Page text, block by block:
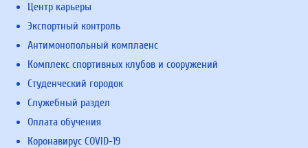
Центр карьеры
Экспортный контроль
Антимонопольный комплаенс
Комплекс спортивных клубов и сооружений
Студенческий городок
Служебный раздел
Оплата обучения
Коронавирус COVID-19